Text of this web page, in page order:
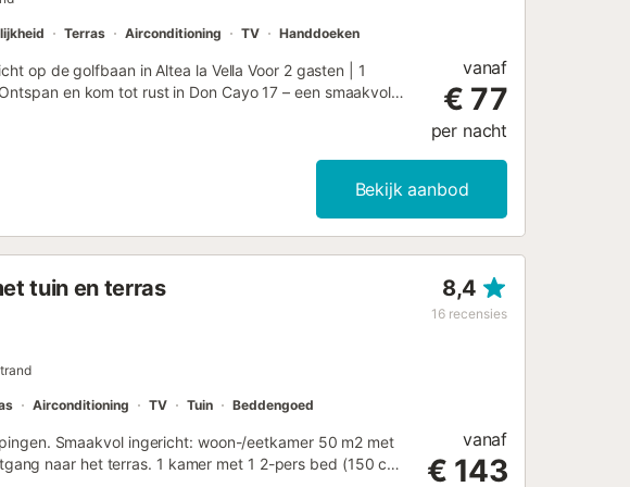
Terras Airconditioning TV Handdoeken
op de golfbaan in Altea la Vella Voor 2 gasten | 1
en kom tot rust in Don Cayo 17 – een smaakvol
dorpje Altea la Vella. Dit lichte en comfortabele
comfortabel tweepersoonsbed ✅ 1 moderne
✅ Gezellige woonkamer met grote schuifdeuren en
✅ Smart TV met streamingopties & snelle WiFi ✅
de bergen en de golfbaan ✅ Gemeenschappelijke
(chiringuitos) 📍 4 km van de oude binnenstad van
en Benidorm – met zandstranden, winkels en
vanaf
€ 77
per nacht
Bekijk aanbod
tuin en terras 8,4
16 recensies
Airconditioning TV Tuin Beddengoed
Smaakvol ingericht: woon-/eetkamer 50 m2 met
naar het terras. 1 kamer met 1 2-pers bed (150 cm,
vanaf
€ 143